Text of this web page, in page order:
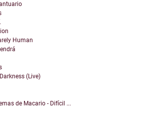
Human
(Live)
de Macario - Difícil ...